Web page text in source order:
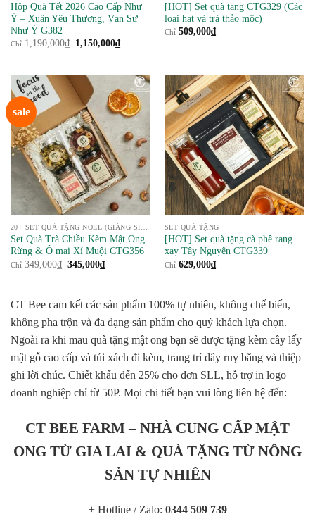
Hộp Quà Tết 2026 Cao Cấp Như
Ý – Xuân Yêu Thương, Vạn Sự
Như Ý G382
Chỉ 1,190,000₫
Giá
1,150,000₫Giá
1,150,000₫.
[HOT] Set quà tặng CTG329 (Các
loại hạt và trà thảo mộc)
Chỉ 509,000₫
sale
Set Quà Trà Chiều Kèm Mật Ong
Rừng & Ô mai Xí Muội CTG356
Chỉ 349,000₫ Giá
345,000₫Giá
hiện
345,000₫.
SET QUÀ TẶNG
[HOT] Set quà tặng cà phê rang
xay Tây Nguyên CTG339
Chỉ 629,000₫
CT Bee cam kết các sản phẩm 100% tự nhiên, không chế biến,
không pha trộn và đa dạng sản phẩm cho quý khách lựa chọn.
Ngoài ra khi mau quà tặng mật ong bạn sẽ được tặng kèm cây lấy
mật gỗ cao cấp và túi xách đi kèm, trang trí dây ruy băng và thiệp
ghi lời chúc. Chiết khấu đến 25% cho đơn SLL, hỗ trợ in logo
doanh nghiệp chỉ từ 50P. Mọi chi tiết bạn vui lòng liên hệ đến:
CT BEE FARM – NHÀ CUNG CẤP MẬT
ONG TỪ GIA LAI & QUÀ TẶNG TỪ NÔNG
SẢN TỰ NHIÊN
+ Hotline / Zalo: 0344 509 739